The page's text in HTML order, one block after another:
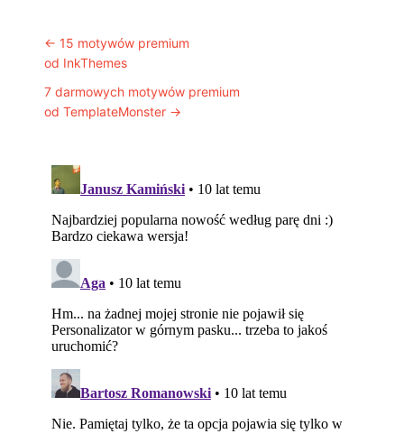
Post navigation
← 15 motywów premium
od InkThemes
7 darmowych motywów premium
od TemplateMonster →